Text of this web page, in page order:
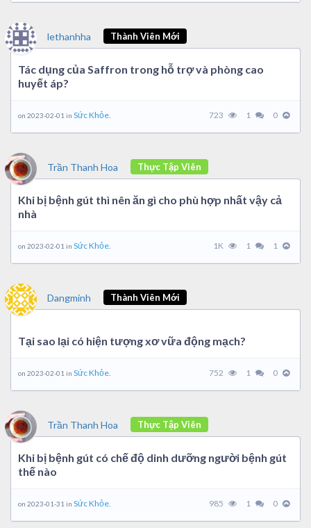
lethanhha Thành Viên Mới
Tác dụng của Saffron trong hỗ trợ và phòng cao
huyết áp?
on 2023-02-01 in Sức Khỏe. 723 1 0
Trần Thanh Hoa Thực Tập Viên
Khi bị bệnh gút thì nên ăn gì cho phù hợp nhất vậy cả
nhà
on 2023-02-01 in Sức Khỏe. 1K 1 1
Dangminh Thành Viên Mới
Tại sao lại có hiện tượng xơ vữa động mạch?
on 2023-02-01 in Sức Khỏe. 752 1 0
Trần Thanh Hoa Thực Tập Viên
Khi bị bệnh gút có chế độ dinh dưỡng người bệnh gút
thế nào
on 2023-01-31 in Sức Khỏe. 985 1 0